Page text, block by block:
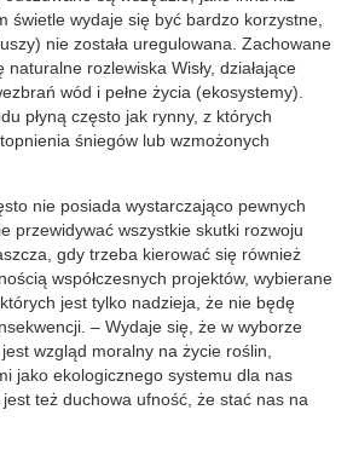
świetle wydaje się być bardzo korzystne,
nie została uregulowana. Zachowane
naturalne rozlewiska Wisły, działające
wód i pełne życia (ekosystemy).
płyną często jak rynny, z których
śniegów lub wzmożonych
nie posiada wystarczająco pewnych
przewidywać wszystkie skutki rozwoju
gdy trzeba kierować się również
współczesnych projektów, wybierane
jest tylko nadzieja, że nie będę
– Wydaje się, że w wyborze
wzgląd moralny na życie roślin,
jako ekologicznego systemu dla nas
też duchowa ufność, że stać nas na